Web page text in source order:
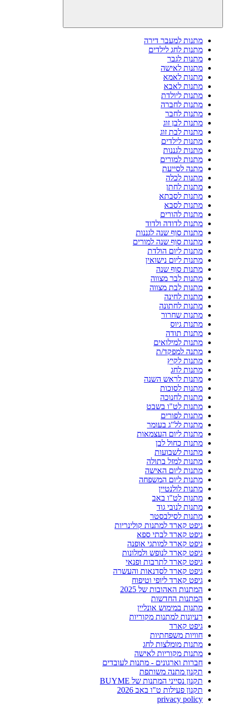
מתנות למעבר דירה
מתנות לחג לילדים
מתנות לגבר
מתנות לאישה
מתנות לאמא
מתנות לאבא
מתנות ליולדת
מתנות לחברה
מתנות לחבר
מתנות לבן זוג
מתנות לבת זוג
מתנות לילדים
מתנות לגננות
מתנות למורים
מתנה לסייעת
מתנות לכלה
מתנות לחתן
מתנות לסבתא
מתנות לסבא
מתנות להורים
מתנות לדודה ולדוד
מתנות סוף שנה לגננות
מתנות סוף שנה למורים
מתנות ליום הולדת
מתנות ליום נישואין
מתנות סוף שנה
מתנות לבר מצווה
מתנות לבת מצווה
מתנות לחינה
מתנות לחתונה
מתנות שחרור
מתנות גיוס
מתנות תודה
מתנות למילואים
מתנה למפקד/ת
מתנות לקיץ
מתנות לחג
מתנות לראש השנה
מתנות לסוכות
מתנות לחנוכה
מתנות לט"ו בשבט
מתנות לפורים
מתנות לל"ג בעומר
מתנות ליום העצמאות
מתנות כחול לבן
מתנות לשבועות
מתנות למזל בתולה
מתנות ליום האישה
מתנות ליום המשפחה
מתנות לולנטיין
מתנות לט"ו באב
מתנות לנובי גוד
מתנות לסילבסטר
גיפט קארד למתנות קולינריות
גיפט קארד לבתי ספא
גיפט קארד למותגי אופנה
גיפט קארד לנופש ולמלונות
גיפט קארד לתרבות ופנאי
גיפט קארד לסדנאות והעשרה
גיפט קארד ליופי וטיפוח
המתנות האהובות של 2025
המתנות החדשות
מתנות במימוש אונליין
רעיונות למתנות מקוריות
גיפט קארד
חוויות משפחתיות
מתנות מומלצות לחג
מתנות מקוריות לאישה
חברות וארגונים - מתנות לעובדים
תקנון מתנה משותפת
תקנון נסייני המתנות של BUYME
תקנון פעילות ט"ו באב 2026
privacy policy